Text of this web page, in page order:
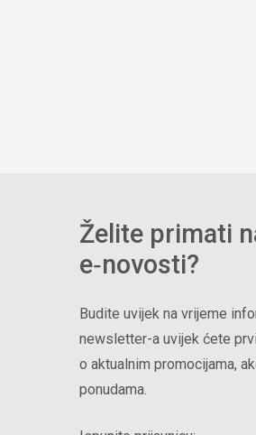
Želite primati
e‑novosti?
Budite uvijek na vrijeme
newsletter-a uvijek ćete
o aktualnim promocijama,
ponudama.